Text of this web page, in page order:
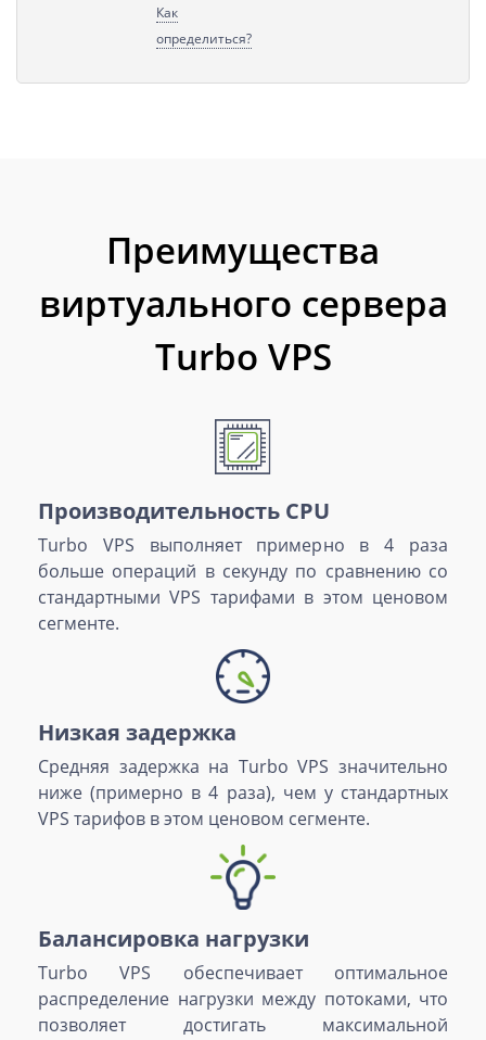
Как
определиться?
Преимущества
виртуального сервера
Turbo VPS
Производительность CPU
Turbo VPS выполняет примерно в 4 раза
больше операций в секунду по сравнению со
стандартными VPS тарифами в этом ценовом
сегменте.
Низкая задержка
Средняя задержка на Turbo VPS значительно
ниже (примерно в 4 раза), чем у стандартных
VPS тарифов в этом ценовом сегменте.
Балансировка нагрузки
Turbo VPS обеспечивает оптимальное
распределение нагрузки между потоками, что
позволяет достигать максимальной